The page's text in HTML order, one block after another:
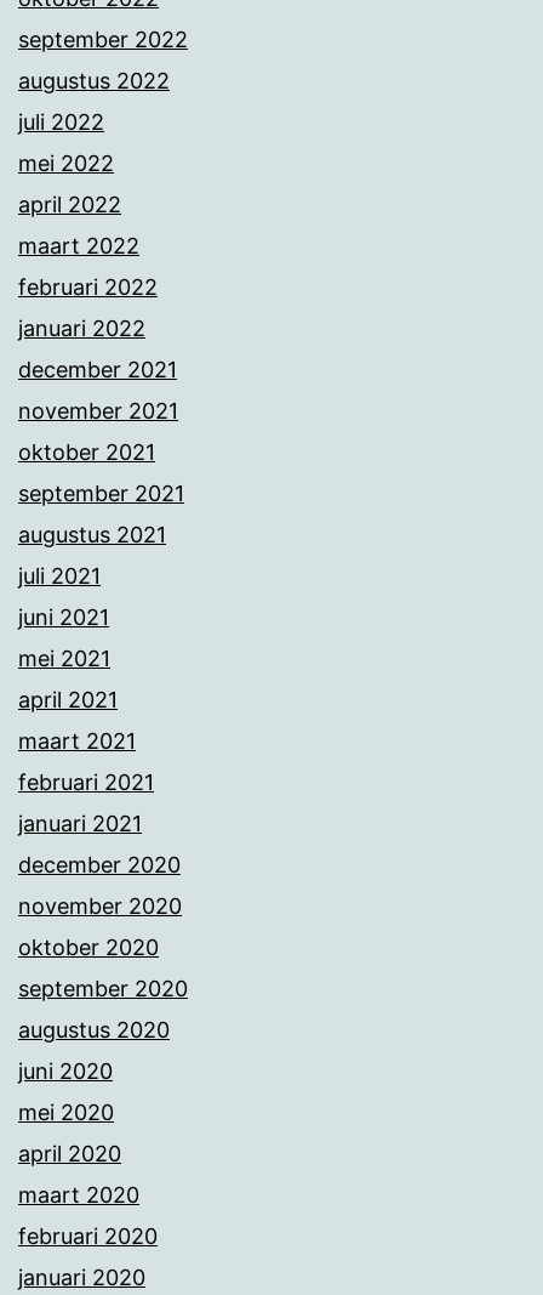
september 2022
augustus 2022
juli 2022
mei 2022
april 2022
maart 2022
februari 2022
januari 2022
december 2021
november 2021
oktober 2021
september 2021
augustus 2021
juli 2021
juni 2021
mei 2021
april 2021
maart 2021
februari 2021
januari 2021
december 2020
november 2020
oktober 2020
september 2020
augustus 2020
juni 2020
mei 2020
april 2020
maart 2020
februari 2020
januari 2020